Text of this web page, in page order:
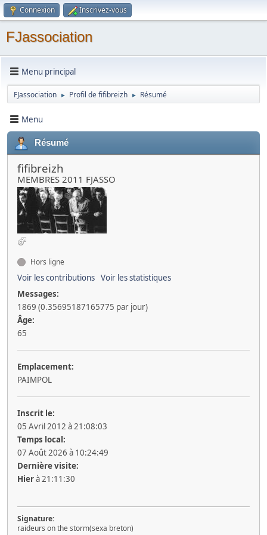
Connexion Inscrivez-vous
FJassociation
Menu principal
FJassociation ► Profil de fifibreizh ► Résumé
Menu
Résumé
fifibreizh
MEMBRES 2011 FJASSO
Hors ligne
Voir les contributions Voir les statistiques
Messages:
1869 (0.35695187165775 par jour)
Âge:
65
Emplacement:
PAIMPOL
Inscrit le:
05 Avril 2012 à 21:08:03
Temps local:
07 Août 2026 à 10:24:49
Dernière visite:
Hierà 21:11:30
Signature:
raideurs on the storm(sexa breton)